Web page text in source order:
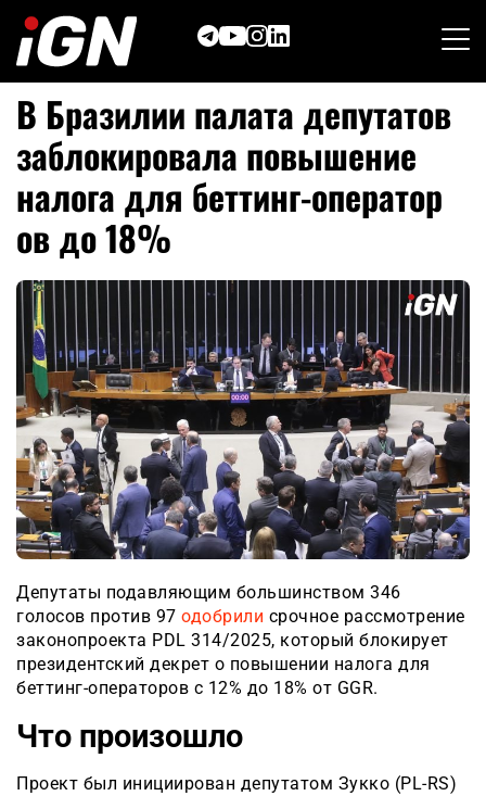
content
В Бразилии палата депутатов
заблокировала повышение
налога для беттинг-оператор
ов до 18%
Депутаты подавляющим большинством 346
голосов против 97 одобрили срочное рассмотрение
законопроекта PDL 314/2025, который блокирует
президентский декрет о повышении налога для
беттинг-операторов с 12% до 18% от GGR.
Что произошло
Проект был инициирован депутатом Зукко (PL-RS)